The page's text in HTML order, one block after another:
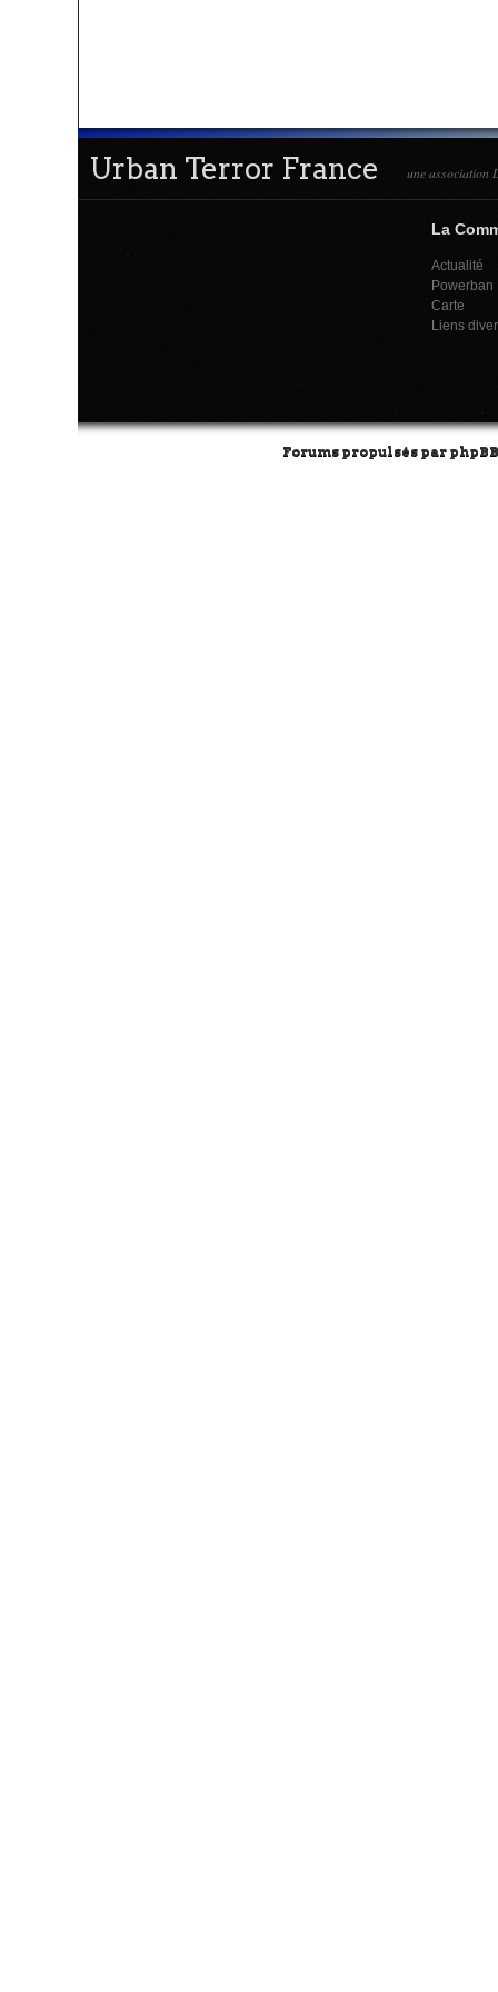
Urban Terror France une association
La
Actualité
Powerban
Carte
Liens
Forums propulsés par phpBB